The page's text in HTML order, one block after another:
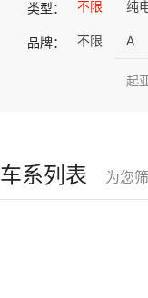
类型： 不限 纯
品牌： 不限 A
起
车系列表 为您